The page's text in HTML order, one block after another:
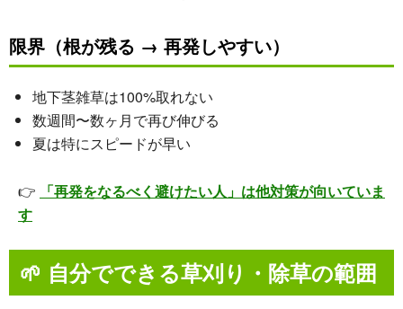
限界（根が残る → 再発しやすい）
地下茎雑草は100%取れない
数週間〜数ヶ月で再び伸びる
夏は特にスピードが早い
👉
「再発をなるべく避けたい人」は他対策が向いていま
す
🌱 自分でできる草刈り・除草の範囲